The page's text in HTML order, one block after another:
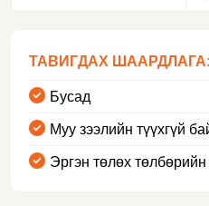
ТАВИГДАХ ШААРДЛАГА:
Бусад
Муу зээлийн түүхгүй
Эргэн төлөх